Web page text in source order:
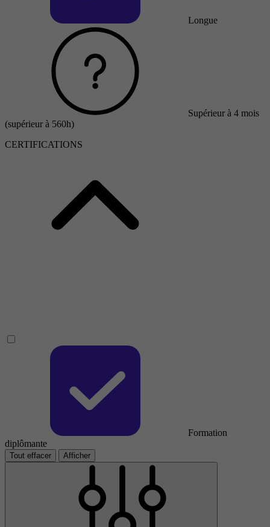
Longue
Supérieur à 4 mois
(supérieur à 560h)
CERTIFICATIONS
Formation
diplômante
Tout effacer Afficher